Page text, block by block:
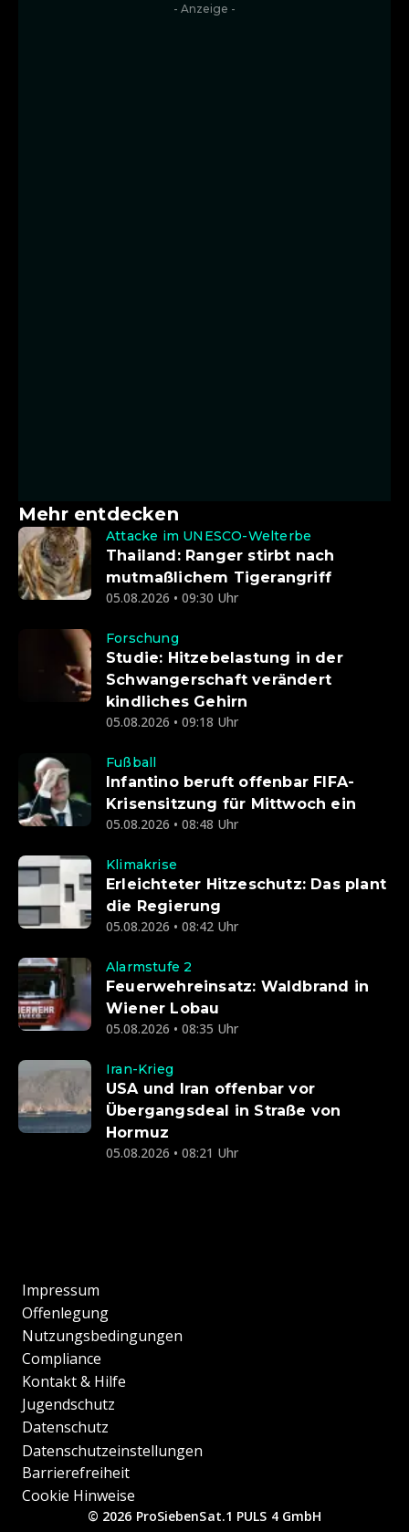
- Anzeige -
Mehr entdecken
Attacke im UNESCO-Welterbe
Thailand: Ranger stirbt nach
mutmaßlichem Tigerangriff
05.08.2026 • 09:30 Uhr
Forschung
Studie: Hitzebelastung in der
Schwangerschaft verändert
kindliches Gehirn
05.08.2026 • 09:18 Uhr
Fußball
Infantino beruft offenbar FIFA-
Krisensitzung für Mittwoch ein
05.08.2026 • 08:48 Uhr
Klimakrise
Erleichteter Hitzeschutz: Das plant
die Regierung
05.08.2026 • 08:42 Uhr
Alarmstufe 2
Feuerwehreinsatz: Waldbrand in
Wiener Lobau
05.08.2026 • 08:35 Uhr
Iran-Krieg
USA und Iran offenbar vor
Übergangsdeal in Straße von
Hormuz
05.08.2026 • 08:21 Uhr
Impressum
Offenlegung
Nutzungsbedingungen
Compliance
Kontakt & Hilfe
Jugendschutz
Datenschutz
Datenschutzeinstellungen
Barrierefreiheit
Cookie Hinweise
© 2026 ProSiebenSat.1 PULS 4 GmbH